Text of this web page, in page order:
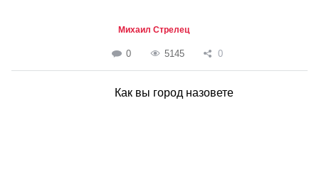
Михаил Стрелец
0 5145 0
Как вы город назовете